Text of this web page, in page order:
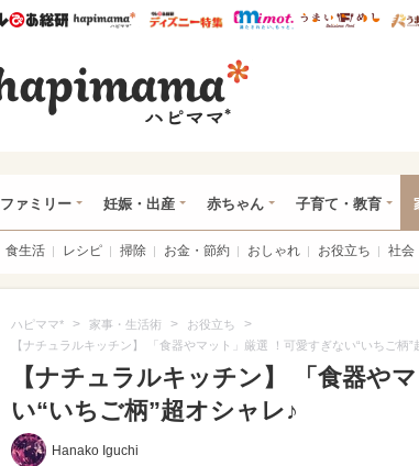
ウレぴあ総研ハピママ* ウレぴあ総研 ディズニー
mimot. う
ファミリー 妊娠・出産 赤ちゃん 子育て・教育
食生活 レシピ 掃除 お金・節約 おしゃれ お役立ち 社会
ハピママ* > 家事・生活術 > お役立ち >
【ナチュラルキッチン】 「食器やマット」厳選 ！可愛すぎない“いちご柄”
【ナチュラルキッチン】 「食器や
い“いちご柄”超オシャレ♪
Hanako Iguchi